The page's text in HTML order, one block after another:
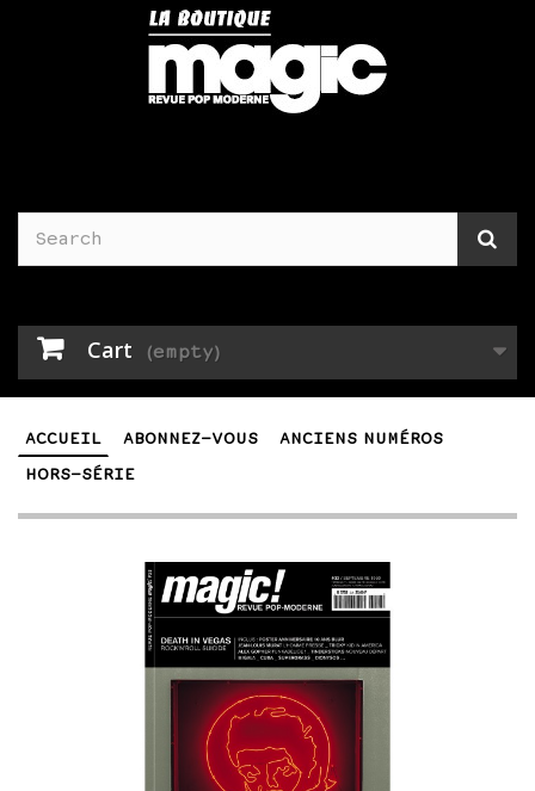
Cart (empty)
ACCUEIL ABONNEZ-VOUS
ANCIENS NUMÉROS
HORS-SÉRIE